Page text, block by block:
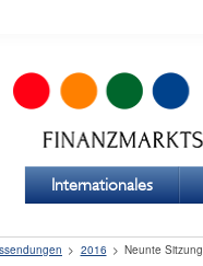
Internationales
2016 Neunte Sitzung